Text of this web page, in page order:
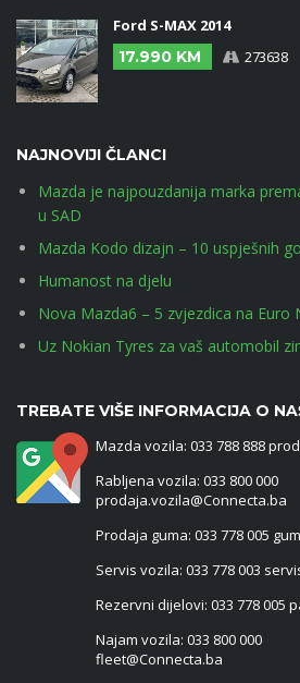
Ford S-MAX 2014
17.990 KM
273638
NAJNOVIJI ČLANCI
Mazda je najpouzdanija marka
u SAD
Mazda Kodo dizajn – 10 uspješnih
Humanost na djelu
Nova Mazda6 – 5 zvjezdica na Euro
Uz Nokian Tyres za vaš automobil
TREBATE VIŠE INFORMACIJA O
Mazda vozila: 033 788 888
Rabljena vozila: 033 800 000
prodaja.vozila@Connecta.ba
Prodaja guma: 033 778 005
Servis vozila: 033 778 003
Rezervni dijelovi: 033 778 005
Najam vozila: 033 800 000
fleet@Connecta.ba